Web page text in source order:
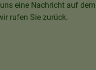
eine Nachricht auf dem
rufen Sie zurück.